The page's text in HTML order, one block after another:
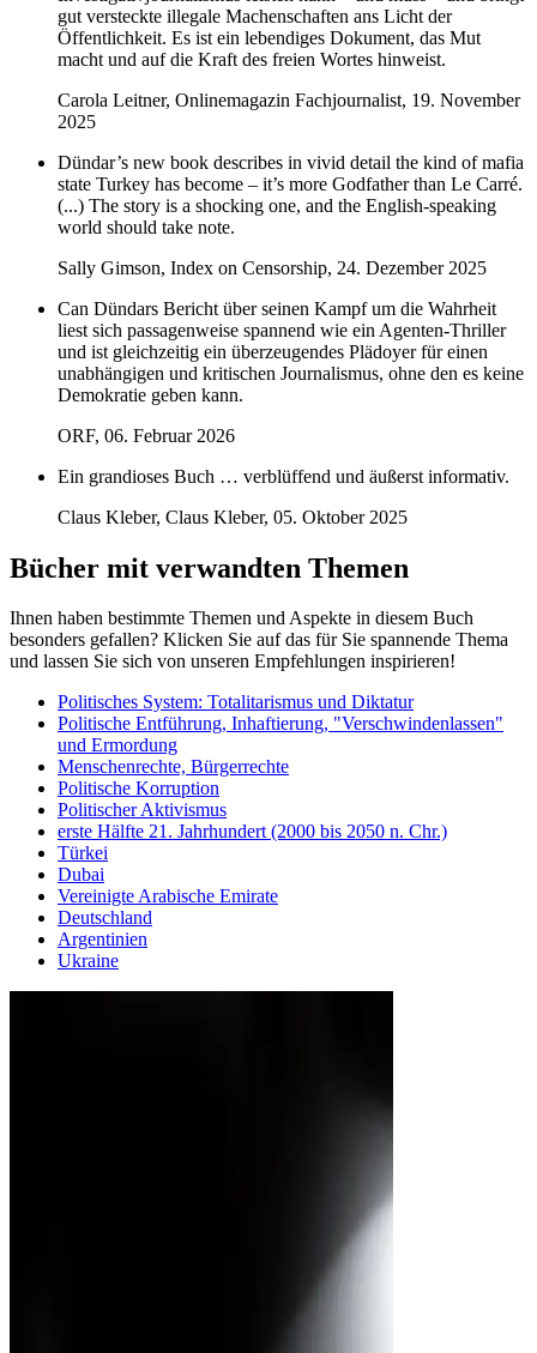
gut versteckte illegale Machenschaften ans Licht der
Öffentlichkeit. Es ist ein lebendiges Dokument, das Mut
macht und auf die Kraft des freien Wortes hinweist.
Carola Leitner, Onlinemagazin Fachjournalist, 19. November
2025
Dündar’s new book describes in vivid detail the kind of mafia
state Turkey has become – it’s more Godfather than Le Carré.
(...) The story is a shocking one, and the English-speaking
world should take note.
Sally Gimson, Index on Censorship, 24. Dezember 2025
Can Dündars Bericht über seinen Kampf um die Wahrheit
liest sich passagenweise spannend wie ein Agenten-Thriller
und ist gleichzeitig ein überzeugendes Plädoyer für einen
unabhängigen und kritischen Journalismus, ohne den es keine
Demokratie geben kann.
ORF, 06. Februar 2026
Ein grandioses Buch … verblüffend und äußerst informativ.
Claus Kleber, Claus Kleber, 05. Oktober 2025
Bücher mit verwandten Themen
Ihnen haben bestimmte Themen und Aspekte in diesem Buch
besonders gefallen? Klicken Sie auf das für Sie spannende Thema
und lassen Sie sich von unseren Empfehlungen inspirieren!
Politisches System: Totalitarismus und Diktatur
Politische Entführung, Inhaftierung, "Verschwindenlassen"
und Ermordung
Menschenrechte, Bürgerrechte
Politische Korruption
Politischer Aktivismus
erste Hälfte 21. Jahrhundert (2000 bis 2050 n. Chr.)
Türkei
Dubai
Vereinigte Arabische Emirate
Deutschland
Argentinien
Ukraine